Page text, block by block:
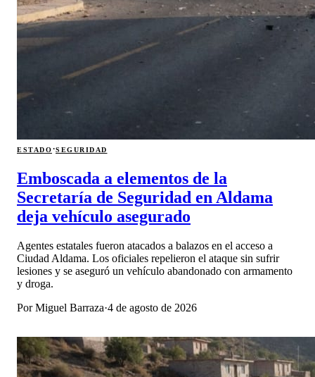
ESTADO·SEGURIDAD
Emboscada a elementos de la
Secretaría de Seguridad en Aldama
deja vehículo asegurado
Agentes estatales fueron atacados a balazos en el acceso a
Ciudad Aldama. Los oficiales repelieron el ataque sin sufrir
lesiones y se aseguró un vehículo abandonado con armamento
y droga.
PorMiguel Barraza·4 de agosto de 2026